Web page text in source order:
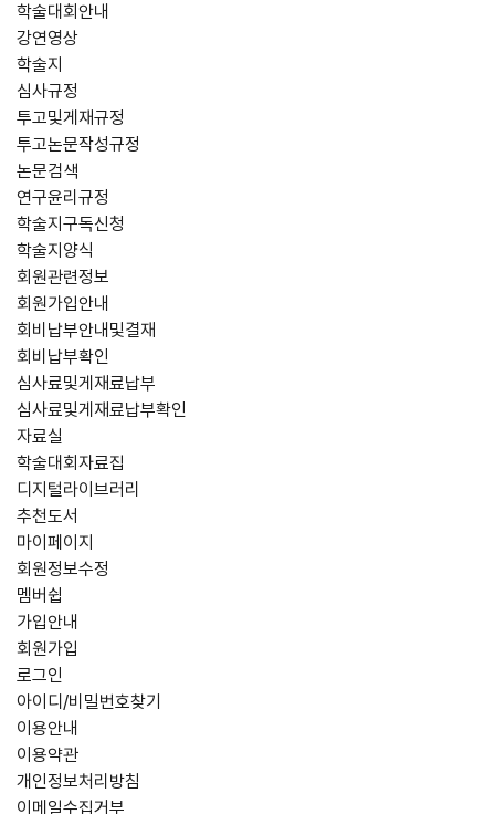
학술대회안내
강연영상
학술지
심사규정
투고및게재규정
투고논문작성규정
논문검색
연구윤리규정
학술지구독신청
학술지양식
회원관련정보
회원가입안내
회비납부안내및결재
회비납부확인
심사료및게재료납부
심사료및게재료납부확인
자료실
학술대회자료집
디지털라이브러리
추천도서
마이페이지
회원정보수정
멤버쉽
가입안내
회원가입
로그인
아이디/비밀번호찾기
이용안내
이용약관
개인정보처리방침
이메일수집거부